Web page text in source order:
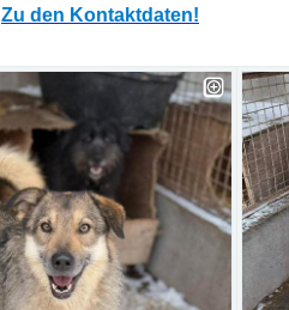
Zu den Kontaktdaten!